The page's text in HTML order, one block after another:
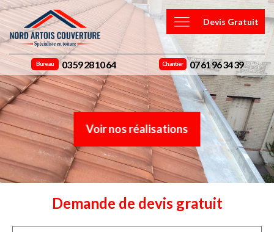
Devis Gratuit
Bureau 03 59 28 10 64 Chantier 07 61 96 34 39
Voir nos réalisations
Demande de devis gratuit